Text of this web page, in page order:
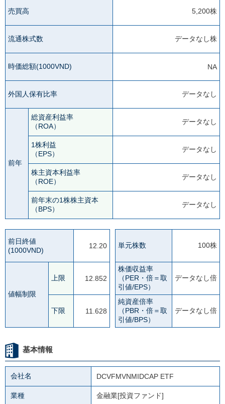
売買高 5,200株
流通株式数 データなし株
時価総額(1000VND) NA
外国人保有比率 データなし
前年
総資産利益率
（ROA）
データなし
1株利益
（EPS）
データなし
株主資本利益率
（ROE）
データなし
前年末の1株株主資本
（BPS）
データなし
前日終値
(1000VND)
12.20
値幅制限
上限 12.852
下限 11.628
単元株数 100株
株価収益率
（PER・倍＝取
引値/EPS）
データなし倍
純資産倍率
（PBR・倍＝取
引値/BPS）
データなし倍
基本情報
会社名 DCVFMVNMIDCAP ETF
業種 金融業[投資ファンド]